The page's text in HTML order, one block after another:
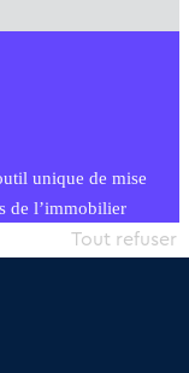
unique de mise
de l’immobilier
simple et intégrant
Tout refuser